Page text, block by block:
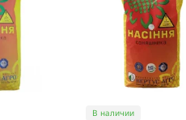
Сингента под
В наличии